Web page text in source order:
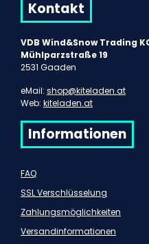
Kontakt
VDB Wind&Snow Trading
Mühlparzstraße 19
2531 Gaaden
eMail: shop@kiteladen.at
Web: kiteladen.at
Informationen
FAQ
SSL Verschlüsselung
Zahlungsmöglichkeiten
Versandinformationen